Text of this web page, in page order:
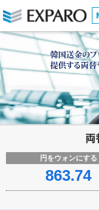
両
円をウォンにする
863.74